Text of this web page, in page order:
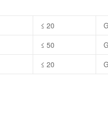
≤ 20
≤ 50
≤ 20